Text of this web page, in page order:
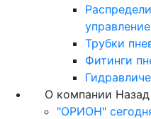
Трубки
Фитинги
О компании Назад
"ОРИОН"